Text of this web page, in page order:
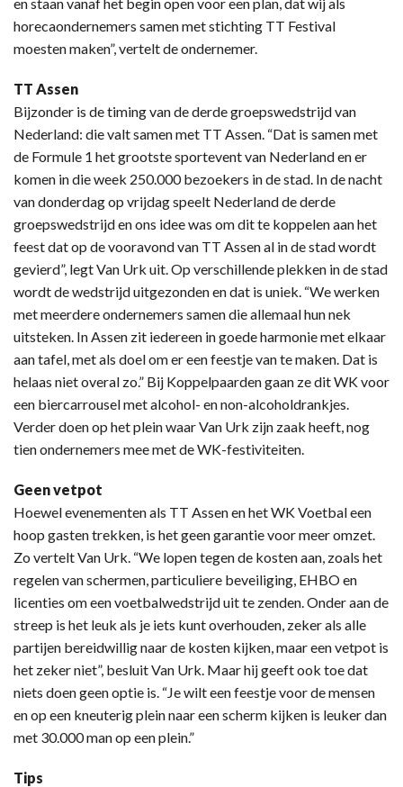
horecaondernemers samen met stichting TT Festival
moesten maken”, vertelt de ondernemer.
TT Assen
Bijzonder is de timing van de derde groepswedstrijd van
Nederland: die valt samen met TT Assen. “Dat is samen met
de Formule 1 het grootste sportevent van Nederland en er
komen in die week 250.000 bezoekers in de stad. In de nacht
van donderdag op vrijdag speelt Nederland de derde
groepswedstrijd en ons idee was om dit te koppelen aan het
feest dat op de vooravond van TT Assen al in de stad wordt
gevierd”, legt Van Urk uit. Op verschillende plekken in de stad
wordt de wedstrijd uitgezonden en dat is uniek. “We werken
met meerdere ondernemers samen die allemaal hun nek
uitsteken. In Assen zit iedereen in goede harmonie met elkaar
aan tafel, met als doel om er een feestje van te maken. Dat is
helaas niet overal zo.” Bij Koppelpaarden gaan ze dit WK voor
een biercarrousel met alcohol- en non-alcoholdrankjes.
Verder doen op het plein waar Van Urk zijn zaak heeft, nog
tien ondernemers mee met de WK-festiviteiten.
Geen vetpot
Hoewel evenementen als TT Assen en het WK Voetbal een
hoop gasten trekken, is het geen garantie voor meer omzet.
Zo vertelt Van Urk. “We lopen tegen de kosten aan, zoals het
regelen van schermen, particuliere beveiliging, EHBO en
licenties om een voetbalwedstrijd uit te zenden. Onder aan de
streep is het leuk als je iets kunt overhouden, zeker als alle
partijen bereidwillig naar de kosten kijken, maar een vetpot is
het zeker niet”, besluit Van Urk. Maar hij geeft ook toe dat
niets doen geen optie is. “Je wilt een feestje voor de mensen
en op een kneuterig plein naar een scherm kijken is leuker dan
met 30.000 man op een plein.”
Tips